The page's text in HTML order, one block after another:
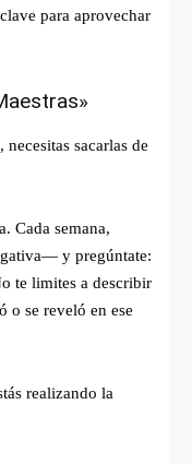
para aprovechar
sacarlas de
Cada semana,
y pregúntate:
te limites a describir
o se reveló en ese
realizando la